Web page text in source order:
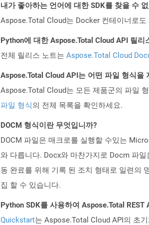
내가 좋아하는 언어에 대한 SDK를 찾을 수
Aspose.Total Cloud는 Docker 컨테이너로
Python에 대한 Aspose.Total Cloud API 릴
전체 릴리스 노트는 Aspose.Total Cloud
Aspose.Total Cloud API는 어떤 파일 형식을
Aspose.Total Cloud는 모든 제품군의 파일 형
파일 형식의 전체 목록을 확인하세요.
DOCM 형식이란 무엇입니까?
DOCM 파일은 매크로를 실행할 수있는
와 다릅니다. Docx와 마찬가지로 Docm 파
동 완료를 위해 기록 된 조치 형태로 일련의
집 할 수 있습니다.
Python SDK를 사용하여 Aspose.Total
Quickstart는 Aspose.Total Cloud API의 초